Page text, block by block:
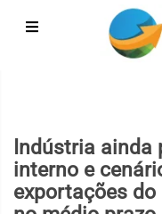
Indústria ainda
interno e
exportações